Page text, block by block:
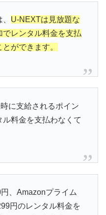
U-NEXTは見放題な
レンタル料金を支払
ができます。
に支給されるポイン
ル料金を支払わなくて
、Amazonプライム
円のレンタル料金を